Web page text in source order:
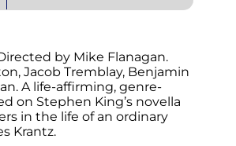
by Mike Flanagan.
Jacob Tremblay, Benjamin
A life-affirming, genre-
on Stephen King’s novella
in the life of an ordinary
Krantz.